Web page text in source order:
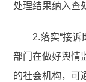
处理结果纳入查
2.落实“接
部门在做好舆情
的社会机构，可